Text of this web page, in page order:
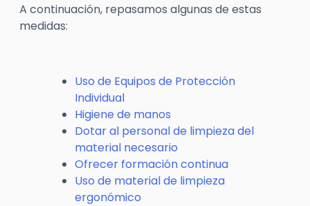
A continuación, repasamos algunas de estas
medidas:
Uso de Equipos de Protección
Individual
Higiene de manos
Dotar al personal de limpieza del
material necesario
Ofrecer formación continua
Uso de material de limpieza
ergonómico